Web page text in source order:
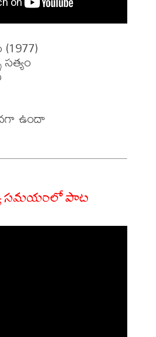
ఉందా
సమయంలో పాట